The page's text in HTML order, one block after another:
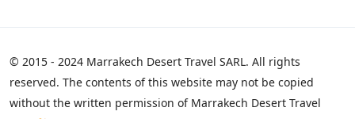
© 2015 - 2024 Marrakech Desert Travel SARL. All rights
reserved. The contents of this website may not be copied
without the written permission of Marrakech Desert Travel